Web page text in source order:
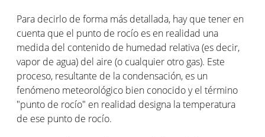
Para decirlo de forma más detallada, hay que tener en
cuenta que el punto de rocío es en realidad una
medida del contenido de humedad relativa (es decir,
vapor de agua) del aire (o cualquier otro gas). Este
proceso, resultante de la condensación, es un
fenómeno meteorológico bien conocido y el término
"punto de rocío" en realidad designa la temperatura
de ese punto de rocío.